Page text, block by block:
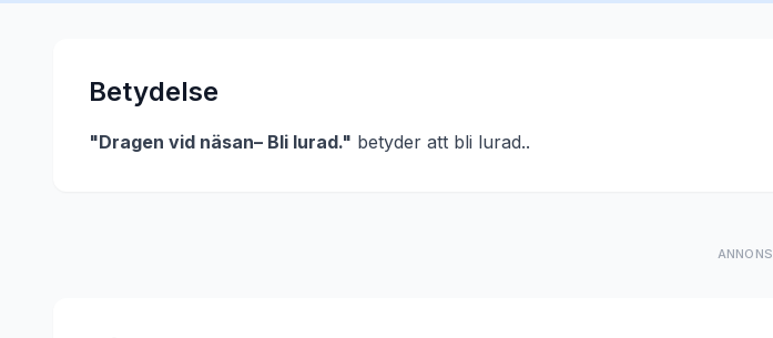
Betydelse
"Dragen vid näsan– Bli lurad." betyder att bli lurad..
ANNONS